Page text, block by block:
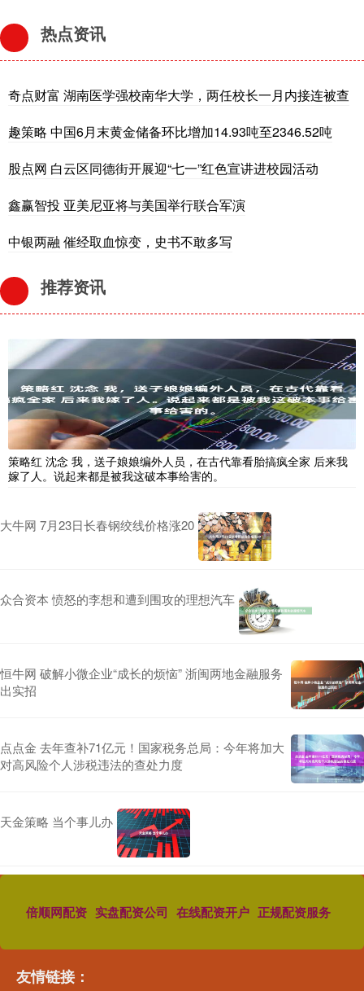
热点资讯
奇点财富 湖南医学强校南华大学，两任校长一月内接连被查
趣策略 中国6月末黄金储备环比增加14.93吨至2346.52吨
股点网 白云区同德街开展迎“七一”红色宣讲进校园活动
鑫赢智投 亚美尼亚将与美国举行联合军演
中银两融 催经取血惊变，史书不敢多写
推荐资讯
策略红 沈念 我，送子娘娘编外人员，在古代靠看胎搞疯全家 后来我
嫁了人。说起来都是被我这破本事给害的。
大牛网 7月23日长春钢绞线价格涨20
众合资本 愤怒的李想和遭到围攻的理想汽车
恒牛网 破解小微企业“成长的烦恼” 浙闽两地金融服务
出实招
点点金 去年查补71亿元！国家税务总局：今年将加大
对高风险个人涉税违法的查处力度
天金策略 当个事儿办
倍顺网配资 实盘配资公司 在线配资开户 正规配资服务
友情链接：